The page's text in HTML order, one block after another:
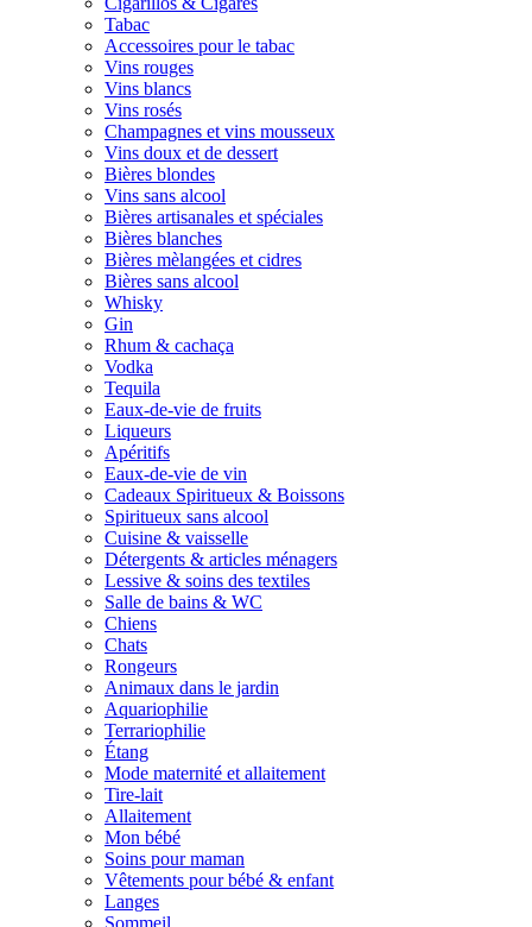
Tabac
Accessoires pour le tabac
Vins rouges
Vins blancs
Vins rosés
Champagnes et vins mousseux
Vins doux et de dessert
Bières blondes
Vins sans alcool
Bières artisanales et spéciales
Bières blanches
Bières mèlangées et cidres
Bières sans alcool
Whisky
Gin
Rhum & cachaça
Vodka
Tequila
Eaux-de-vie de fruits
Liqueurs
Apéritifs
Eaux-de-vie de vin
Cadeaux Spiritueux & Boissons
Spiritueux sans alcool
Cuisine & vaisselle
Détergents & articles ménagers
Lessive & soins des textiles
Salle de bains & WC
Chiens
Chats
Rongeurs
Animaux dans le jardin
Aquariophilie
Terrariophilie
Étang
Mode maternité et allaitement
Tire-lait
Allaitement
Mon bébé
Soins pour maman
Vêtements pour bébé & enfant
Langes
Sommeil